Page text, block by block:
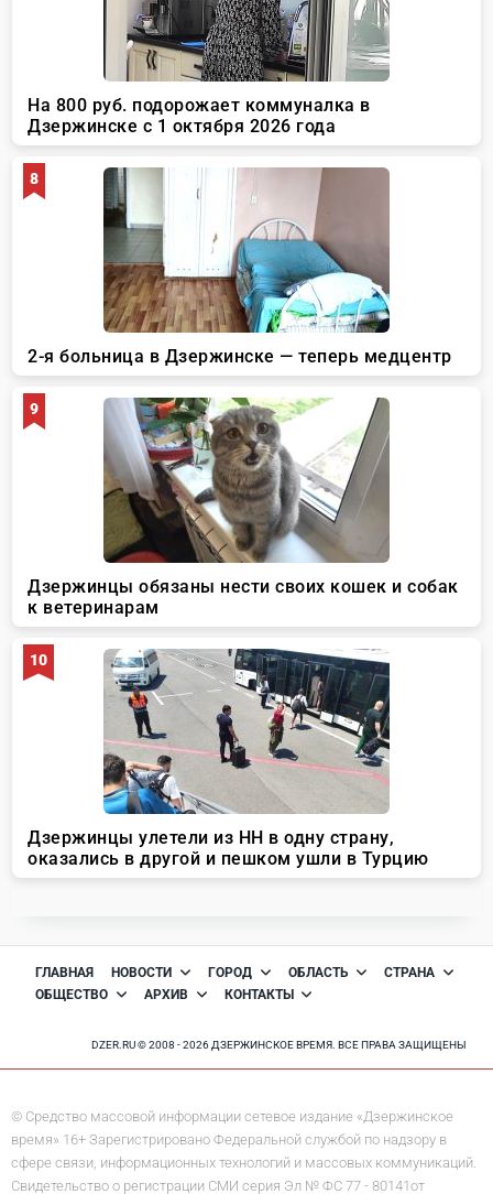
ГЛАВНАЯ НОВОСТИ ГОРОД ОБЛАСТЬ
СТРАНА
ОБЩЕСТВО
АРХИВ КОНТАКТЫ
DZER.RU © 2008 - 2026 ДЗЕРЖИНСКОЕ ВРЕМЯ. ВСЕ ПРАВА ЗАЩИЩЕНЫ
© Средство массовой информации сетевое издание «Дзержинское
время» 16+ Зарегистрировано Федеральной службой по надзору в
сфере связи, информационных технологий и массовых коммуникаций.
Свидетельство о регистрации СМИ серия Эл № ФС 77 - 80141от